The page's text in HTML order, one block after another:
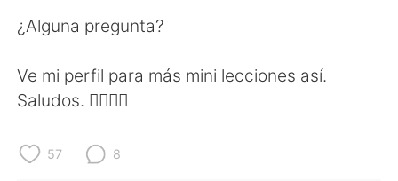
¿Alguna pregunta?
Ve mi perfil para más mini lecciones así.
Saludos. ✌🏻✌🏻
57 8